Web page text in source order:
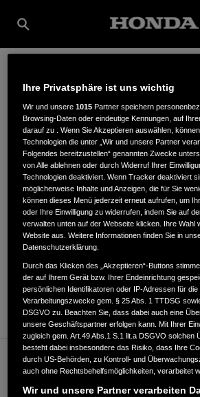
BRINKMANN
GMBH & CO.
Stauverbrink 3-7,48308,Senden
ANFAHRTSBESCHREIBUNG ANFORDERN
WEBSITE
Verkauf / Kundendienst
Ihre Privatsphäre ist uns wichtig
Wir und unsere1015 Partner speichern
Browsing-Daten oder eindeutige Kennungen, auf
darauf zu . Wenn Sie Akzeptieren auswählen,
Technologien die unter „Wir und unsere Partner
Folgendes bereitzustellen“ genannten Zwecke
von Alle ablehnen oder durch Widerruf Ihrer
Technologien deaktiviert. Wenn Tracker deaktiviert
möglicherweise Inhalte und Anzeigen, die für Sie
können dieses Menü jederzeit erneut aufrufen, um
oder Ihre Einwilligung zu widerrufen, indem Sie auf
verwalten unten auf der Webseite klicken. Ihre Wahl
Website aus. Weitere Informationen finden Sie in
Datenschutzerklärung.
Durch das Klicken des „Akzeptieren“-Buttons
der auf Ihrem Gerät bzw. Ihrer Endeinrichtung
persönlichen Identifikatoren oder IP-Adressen für die
Verarbeitungszwecke gem. § 25 Abs. 1 TTDSG
DSGVO zu. Beachten Sie, dass dabei auch eine
unsere Geschäftspartner erfolgen kann. Mit Ihrer
zugleich gem. Art.49 Abs.1 S.1 lit.a DSGVO solchen
besteht dabei insbesondere das Risiko, dass Ihre
durch US-Behörden, zu Kontroll- und
auch ohne Rechtsbehelfsmöglichkeiten, verarbeitet
Wir und unsere Partner verarbeiten